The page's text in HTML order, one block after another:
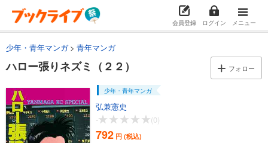
会員登録 ログイン メニュー
少年・青年マンガ 青年マンガ
ハロー張りネズミ（２２） フォロー
少年・青年マンガ
弘兼憲史
-
(0)
792 円 (税込)
完結
試し読み
あらすじを表示する
ハロー張りネズミ（１５）
円 (税込)
完結
あらすじを表示する